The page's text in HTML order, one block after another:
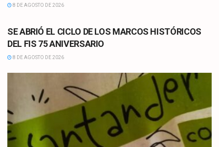
8 DE AGOSTO DE 2026
SE ABRIÓ EL CICLO DE LOS MARCOS HISTÓRICOS
DEL FIS 75 ANIVERSARIO
8 DE AGOSTO DE 2026